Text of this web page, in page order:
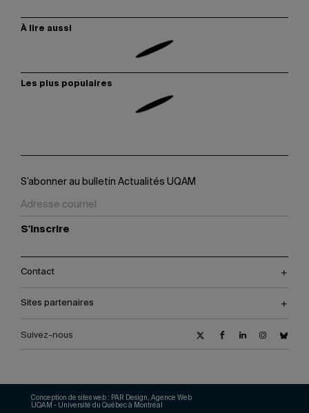
À lire aussi
Les plus populaires
S’abonner au bulletin Actualités UQAM
S'inscrire
Contact
Sites partenaires
Suivez-nous
UQAM - Université du Québec à Montréal
Conception de sites web : PAR Design, Agence Web